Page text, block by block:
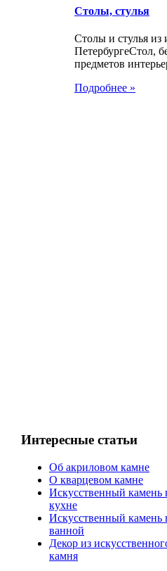
Столы, стулья
Столы и стулья из
ПетербургеСтол,
предметов
Подробнее »
Интересные статьи
Об акриловом камне
О кварцевом камне
Искусственный камень
кухне
Искусственный камень
ванной
Декор из
камня